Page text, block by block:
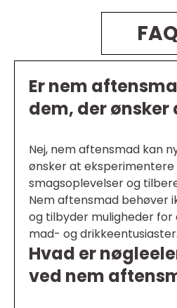
FAQ
Er nem
dem, der ønsker
Nej, nem aftensmad kan
ønsker at eksperimentere
smagsoplevelser og
Nem aftensmad behøver
og tilbyder muligheder
mad- og drikkeentusiaster.
Hvad er
ved nem